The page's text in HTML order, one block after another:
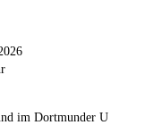
im Dortmunder U